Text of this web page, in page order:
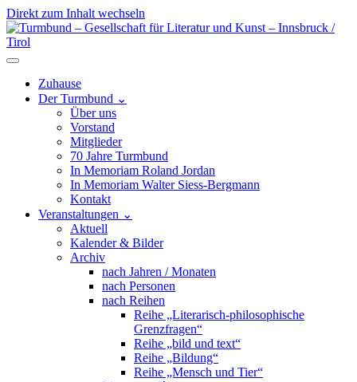
Direkt zum Inhalt wechseln
Hauptnavigation
Zuhause
Der Turmbund ⌄
Über uns
Vorstand
Mitglieder
70 Jahre Turmbund
In Memoriam Roland Jordan
In Memoriam Walter Siess-Bergmann
Kontakt
Veranstaltungen ⌄
Aktuell
Kalender & Bilder
Archiv
nach Jahren / Monaten
nach Personen
nach Reihen
Reihe „Literarisch-philosophische
Grenzfragen“
Reihe „bild und text“
Reihe „Bildung“
Reihe „Mensch und Tier“